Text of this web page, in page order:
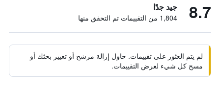
8.7 جيد جدًا
1,804 من التقييمات تم التحقق منها
لم يتم العثور على تقييمات. حاول إزالة مرشح أو تغيير بحثك أو
مسح كل شيء لعرض التقييمات.